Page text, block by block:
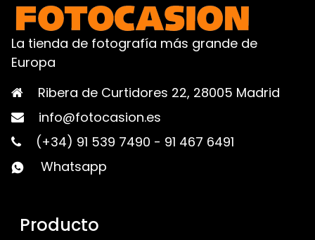
La tienda de fotografía más grande de
Europa
Ribera de Curtidores 22, 28005 Madrid
info@fotocasion.es
(+34) 91 539 7490 - 91 467 6491
Whatsapp
Producto